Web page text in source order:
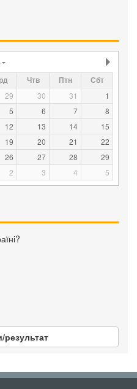
Чтв Птн Сбт
29 30 31
1
5 6 7 8
12 13 14
15
19 20 21
22
26 27 28
29
2 3 4 5
результат